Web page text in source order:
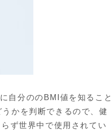
自分ののBMI値を知ること
かを判断できるので、健
ず世界中で使用されてい